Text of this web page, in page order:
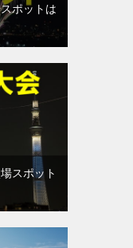
ポットは
スポット